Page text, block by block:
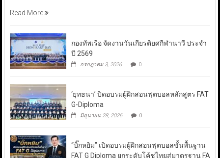
Read More
กองทัพเรือ จัดงานวันเกียรติยศกีฬานาวี ประจำ
ปี 2569
กรกฎาคม 3, 2026 0
‘ยุทธนา’ ปิดอบรมผู้ฝึกสอนฟุตบอลหลักสูตร FAT
G-Diploma
มิถุนายน 28, 2026 0
“บิ๊กหยิม” เปิดอบรมผู้ฝึกสอนฟุตบอลขั้นพื้นฐาน
FAT G Diploma ยกระดับโค้ชไทยสู่มาตรฐาน FA